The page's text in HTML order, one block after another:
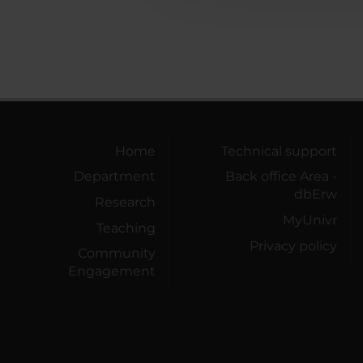
Home
Department
Research
Teaching
Community
Engagement
Technical support
Back office Area -
dbErw
MyUnivr
Privacy policy